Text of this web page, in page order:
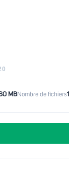
MBNombre de fichiers1